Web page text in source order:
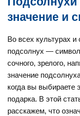
значение и
Во всех культурах и
подсолнух — символ
сочного, зрелого,
значение
когда вы выбираете
подарка. В этой
расскажем, что